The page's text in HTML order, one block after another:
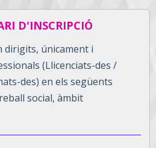
D'INSCRIPCIÓ
dirigits, únicament i
(Llicenciats-des /
des) en els següents
social, àmbit